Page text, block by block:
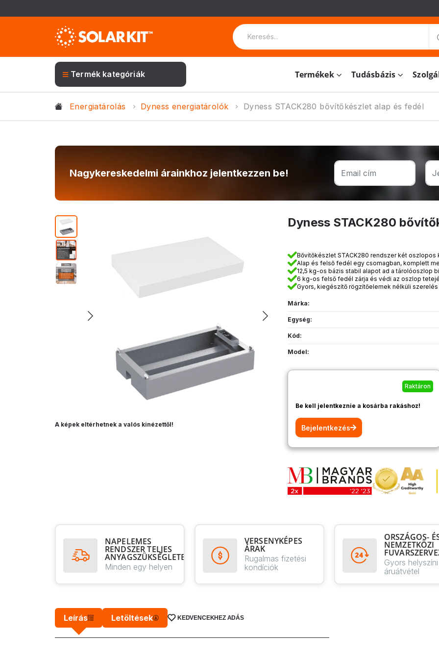
Termék kategóriák Termékek Tudásbázis
Energiatárolás Dyness energiatárolók Dyness STACK280 bővítőkészlet alap és fedél
Nagykereskedelmi árainkhoz jelentkezzen be!
A képek eltérhetnek a valós kinézettől!
Dyness STACK280
Bővítőkészlet STACK280 rendszer két
Alap és felső fedél egy csomagban, komplett
12,5 kg-os bázis stabil alapot ad a tárolóoszlop
6 kg-os felső fedél zárja és védi az oszlop
Gyors, kiegészítő rögzítőelemek nélküli
Márka:
Egység:
Kód:
Model:
Raktáron
Be kell jelentkeznie a kosárba rakáshoz!
Bejelentkezés
NAPELEMES
RENDSZER TELJES
ANYAGSZÜKSÉGLETE
Minden egy helyen
VERSENYKÉPES
ÁRAK
Rugalmas fizetési
kondíciók
ORSZÁGOS-
NEMZETKÖZI
Gyors helyszíni
áruátvétel
Leírás Letöltések KEDVENCEKHEZ ADÁS